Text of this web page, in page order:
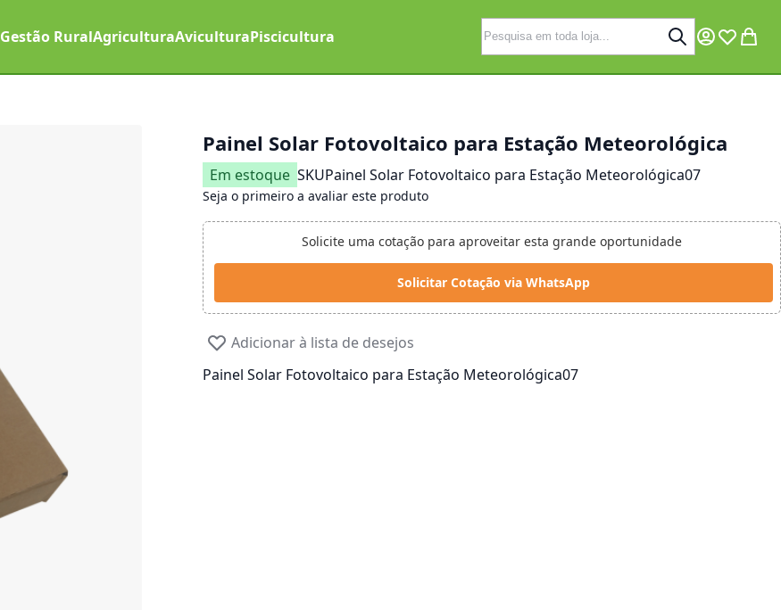
Gestão RuralAgriculturaAviculturaPiscicultura
Pesquisa
Pesquisa
Minha Conta
Lista de
Meu
Painel Solar Fotovoltaico para Estação Meteorológica
Em estoque SKUPainel Solar Fotovoltaico para Estação Meteorológica07
Seja o primeiro a avaliar este produto
Solicite uma cotação para aproveitar esta grande oportunidade
Solicitar Cotação via WhatsApp
Adicionar à lista de desejos
Painel Solar Fotovoltaico para Estação Meteorológica07